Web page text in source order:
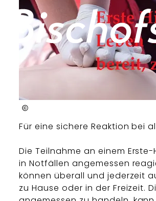
Malteser
Für eine sichere Reaktion bei
Die Teilnahme an einem
in Notfällen angemessen
können überall und jederzeit
zu Hause oder in der Freizeit.